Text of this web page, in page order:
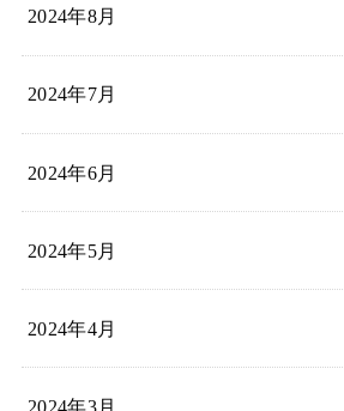
2024年8月
2024年7月
2024年6月
2024年5月
2024年4月
2024年3月